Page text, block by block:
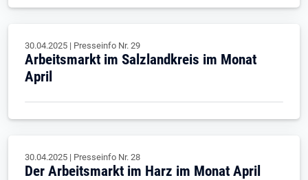
30.04.2025 | Presseinfo Nr. 29
Arbeitsmarkt im Salzlandkreis im Monat
April
30.04.2025 | Presseinfo Nr. 28
Der Arbeitsmarkt im Harz im Monat April